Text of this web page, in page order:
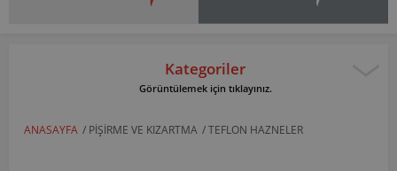
Kategoriler
Görüntülemek için tıklayınız.
ANASAYFA / PIŞIRME VE KIZARTMA /TEFLON HAZNELER